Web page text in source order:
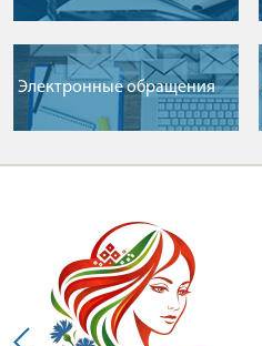
Электронные обращения